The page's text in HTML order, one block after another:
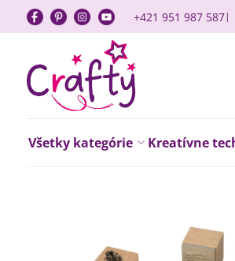
+421 951 987 587
Všetky kategórie Kreatívne